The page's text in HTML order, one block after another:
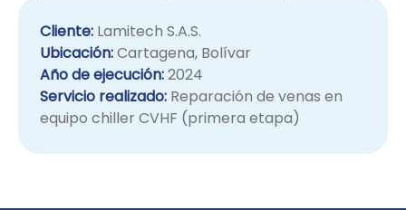
Cliente: Lamitech S.A.S.
Ubicación:Cartagena, Bolívar
Año de ejecución:2024
Servicio realizado: Reparación de venas en
equipo chiller CVHF (primera etapa)